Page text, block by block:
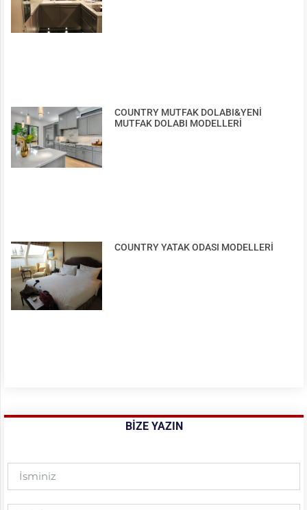
COUNTRY MUTFAK DOLABI&YENİ
MUTFAK DOLABI MODELLERİ
COUNTRY YATAK ODASI MODELLERİ
BIZE YAZIN